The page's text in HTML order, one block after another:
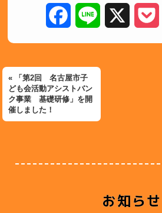
Facebook
Line
« 「第2回 名古屋市子
ども会活動アシストバン
ク事業 基礎研修」を開
催しました！
お知らせ